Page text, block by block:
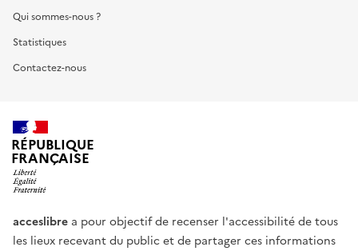
Qui sommes-nous ?
Statistiques
Contactez-nous
RÉPUBLIQUE
FRANÇAISE
acceslibre a pour objectif de recenser l'accessibilité de tous
les lieux recevant du public et de partager ces informations